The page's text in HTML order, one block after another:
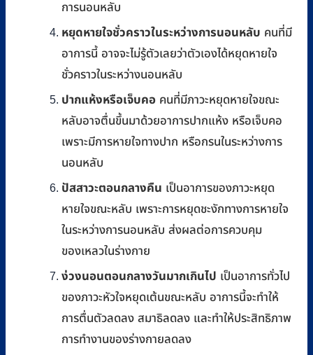
การนอนหลับ
หยุดหายใจชั่วคราวในระหว่างการนอนหลับ คนที่มี
อาการนี้ อาจจะไม่รู้ตัวเลยว่าตัวเองได้หยุดหายใจ
ชั่วคราวในระหว่างนอนหลับ
ปากแห้งหรือเจ็บคอ คนที่มีภาวะหยุดหายใจขณะ
หลับอาจตื่นขึ้นมาด้วยอาการปากแห้ง หรือเจ็บคอ
เพราะมีการหายใจทางปาก หรือกรนในระหว่างการ
นอนหลับ
ปัสสาวะตอนกลางคืน เป็นอาการของภาวะหยุด
หายใจขณะหลับ เพราะการหยุดชะงักทางการหายใจ
ในระหว่างการนอนหลับ ส่งผลต่อการควบคุม
ของเหลวในร่างกาย
ง่วงนอนตอนกลางวันมากเกินไป เป็นอาการทั่วไป
ของภาวะหัวใจหยุดเต้นขณะหลับ อาการนี้จะทำให้
การตื่นตัวลดลง สมาธิลดลง และทำให้ประสิทธิภาพ
การทำงานของร่างกายลดลง